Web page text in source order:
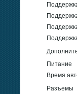
Питание
Время
Разъемы